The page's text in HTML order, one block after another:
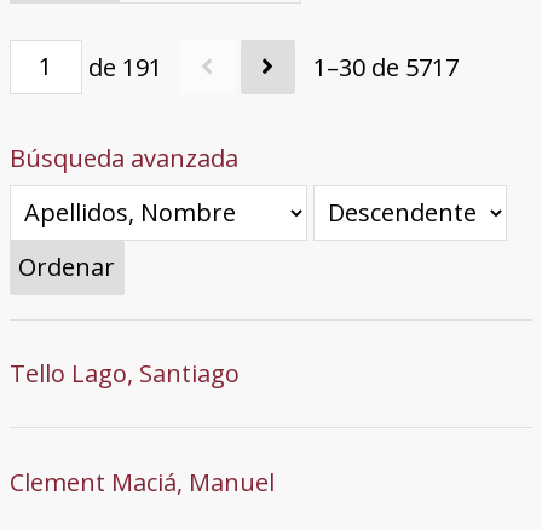
de 191 1–30 de 5717
Búsqueda avanzada
Ordenar
Tello Lago, Santiago
Clement Maciá, Manuel